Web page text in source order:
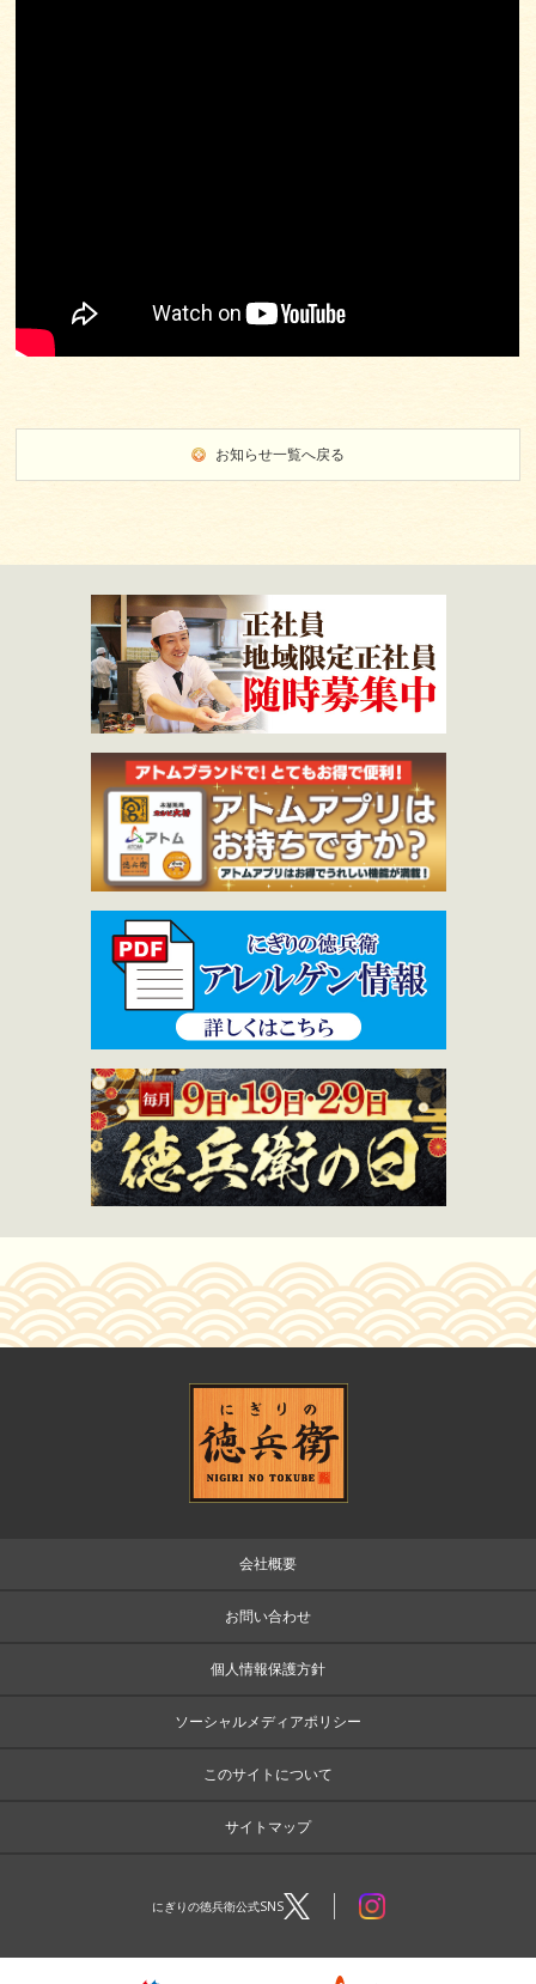
お知らせ一覧へ戻る
会社概要
お問い合わせ
個人情報保護方針
ソーシャルメディアポリシー
このサイトについて
サイトマップ
にぎりの徳兵衛公式SNS